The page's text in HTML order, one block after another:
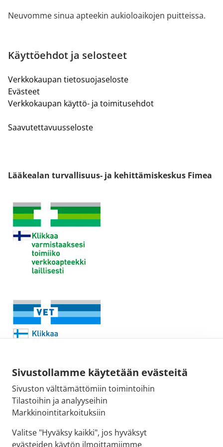
Sivustollamme käytetään evästeitä
Sivuston välttämättömiin toimintoihin
Tilastoihin ja analyyseihin
Markkinointitarkoituksiin
Valitse "Hyväksy kaikki", jos hyväksyt
evästeiden käytön ilmoittamiimme
Neuvomme sinua apteekin aukioloaikojen puitteissa.
Käyttöehdot ja selosteet
Verkkokaupan tietosuojaseloste
Evästeet
Verkkokaupan käyttö- ja toimitusehdot
Saavutettavuusseloste
Lääkealan turvallisuus- ja kehittämiskeskus Fimea
Sähköpostiosoite:
kirjaamo@fimea.fi
Fimean vaihde:
029 522 3341